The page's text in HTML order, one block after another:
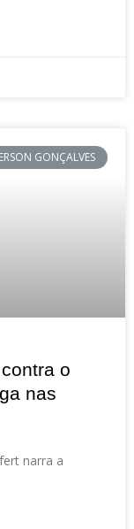
GONÇALVES
o
nas
narra a